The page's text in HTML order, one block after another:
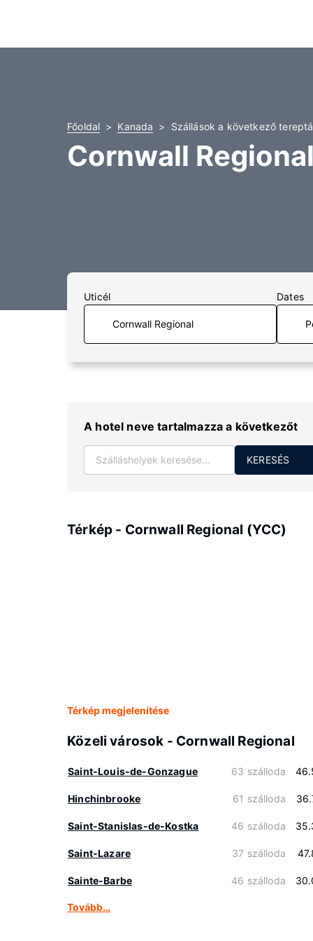
Főoldal Kanada Szállások a következő
Cornwall
Uticél Dates
A hotel neve tartalmazza a következőt
KERESÉS
Térkép - Cornwall Regional (YCC)
Térkép megjelenítése
Közeli városok - Cornwall Regional
Saint-Louis-de-Gonzague 63 szálloda
Hinchinbrooke 61 szálloda
Saint-Stanislas-de-Kostka 46 szálloda
Saint-Lazare 37 szálloda
Sainte-Barbe 46 szálloda
Tovább…